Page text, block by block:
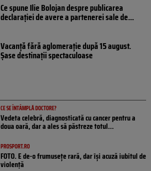
Ce spune Ilie Bolojan despre publicarea
declarației de avere a partenerei sale de...
Vacanță fără aglomerație după 15 august.
Șase destinații spectaculoase
CE SE ÎNTÂMPLĂ DOCTORE?
Vedeta celebră, diagnosticată cu cancer pentru a
doua oară, dar a ales să păstreze totul...
PROSPORT.RO
FOTO. E de-o frumusețe rară, dar își acuză iubitul de
violență